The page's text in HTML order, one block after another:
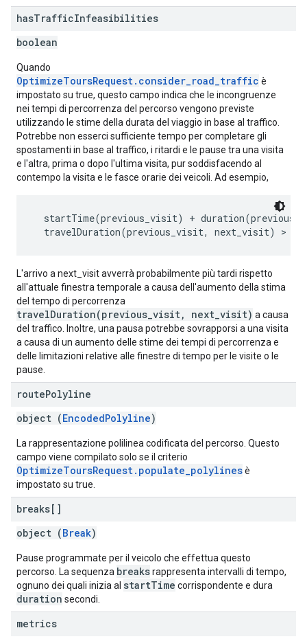
hasTrafficInfeasibilities
boolean
Quando
OptimizeToursRequest.consider_road_traffic è
impostato su true, questo campo indica che le incongruenze
nei tempi di percorrenza del percorso vengono previste
utilizzando le stime della durata del viaggio in base al traffico.
Potrebbe non esserci sufficiente tempo per completare gli
spostamenti in base al traffico, i ritardi e le pause tra una visita
e l'altra, prima o dopo l'ultima visita, pur soddisfacendo al
contempo la visita e le fasce orarie dei veicoli. Ad esempio,
startTime(previous_visit) +
L'arrivo a next_visit avverrà probabilmente più tardi rispetto
all'attuale finestra temporale a causa dell'aumento della stima
del tempo di percorrenza
travelDuration(previous_visit, next_visit) a causa
del traffico. Inoltre, una pausa potrebbe sovrapporsi a una visita
a causa di un aumento delle stime dei tempi di percorrenza e
delle limitazioni relative alle finestre di tempo per le visite o le
pause.
routePolyline
object (EncodedPolyline)
La rappresentazione polilinea codificata del percorso. Questo
campo viene compilato solo se il criterio
OptimizeToursRequest.populate_polylinesè
impostato su true.
breaks[]
object (Break)
Pause programmate per il veicolo che effettua questo
percorso. La sequenza breaksrappresenta intervalli di tempo,
ognuno dei quali inizia al startTime corrispondente e dura
duration secondi.
metrics